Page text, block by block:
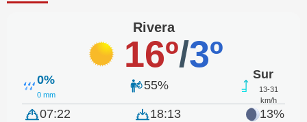
Rivera
16º/3º
0%
0 mm
55%
Sur
13-31
km/h
07:22 18:13 13%